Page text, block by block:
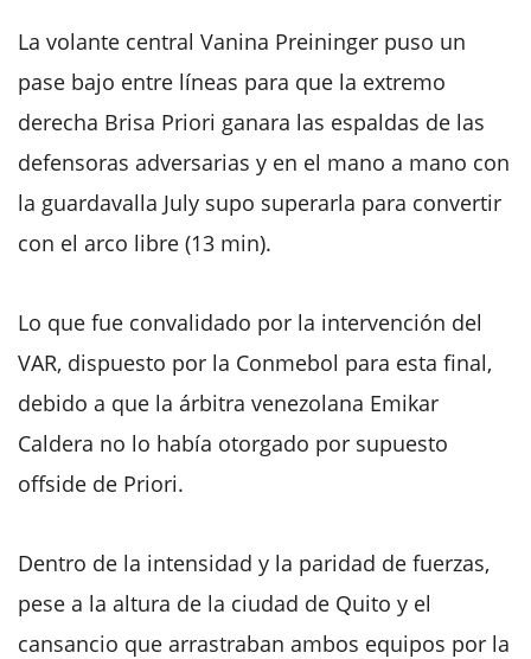
La volante central Vanina Preininger puso un
pase bajo entre líneas para que la extremo
derecha Brisa Priori ganara las espaldas de las
defensoras adversarias y en el mano a mano con
la guardavalla July supo superarla para convertir
con el arco libre (13 min).
Lo que fue convalidado por la intervención del
VAR, dispuesto por la Conmebol para esta final,
debido a que la árbitra venezolana Emikar
Caldera no lo había otorgado por supuesto
offside de Priori.
Dentro de la intensidad y la paridad de fuerzas,
pese a la altura de la ciudad de Quito y el
cansancio que arrastraban ambos equipos por la